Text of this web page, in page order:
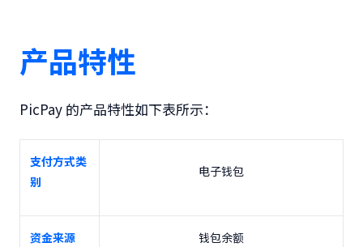
产品特性
PicPay 的产品特性如下表所示：
支付方式类
别
电子钱包
资金来源 钱包余额